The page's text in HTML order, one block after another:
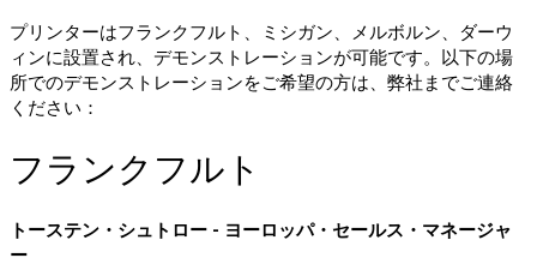
プリンターはフランクフルト、ミシガン、メルボルン、ダーウ
ィンに設置され、デモンストレーションが可能です。以下の場
所でのデモンストレーションをご希望の方は、弊社までご連絡
ください：
フランクフルト
トーステン・シュトロー - ヨーロッパ・セールス・マネージャ
ー